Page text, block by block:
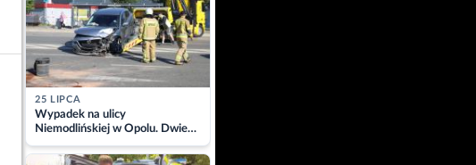
25 LIPCA
Wypadek na ulicy
Niemodlińskiej w Opolu. Dwie
osoby w szpitalu